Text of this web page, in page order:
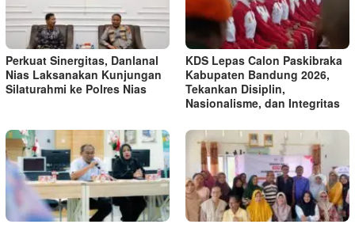
Perkuat Sinergitas, Danlanal
Nias Laksanakan Kunjungan
Silaturahmi ke Polres Nias
KDS Lepas Calon Paskibraka
Kabupaten Bandung 2026,
Tekankan Disiplin,
Nasionalisme, dan Integritas